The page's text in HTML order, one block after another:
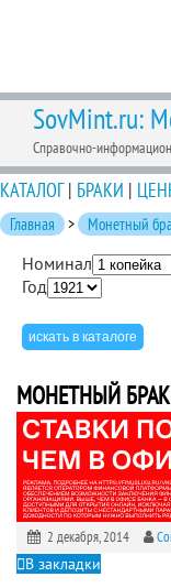
SovMint.ru:
Справочно-
КАТАЛОГ| БРАКИ |
Главная > Монетный
Номинал
Год
МОНЕТНЫЙ
2 декабря, 2014
В закладки